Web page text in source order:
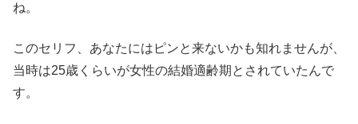
ね。
このセリフ、あなたにはピンと来ないかも知れませんが、
当時は25歳くらいが女性の結婚適齢期とされていたんで
す。